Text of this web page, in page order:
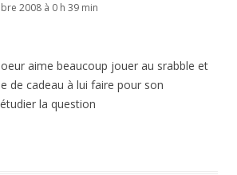
2008 à 0 h 39 min
aime beaucoup jouer au srabble et
de cadeau à lui faire pour son
la question